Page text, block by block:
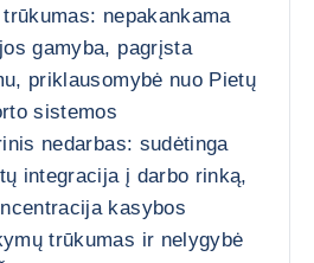
nepakankama
gamyba, pagrįsta
priklausomybė nuo Pietų
sistemos
nedarbas: sudėtinga
integracija į darbo rinką,
kasybos
trūkumas ir nelygybė